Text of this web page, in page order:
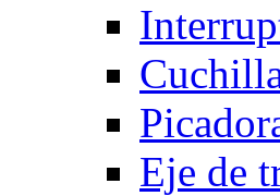
Eje de